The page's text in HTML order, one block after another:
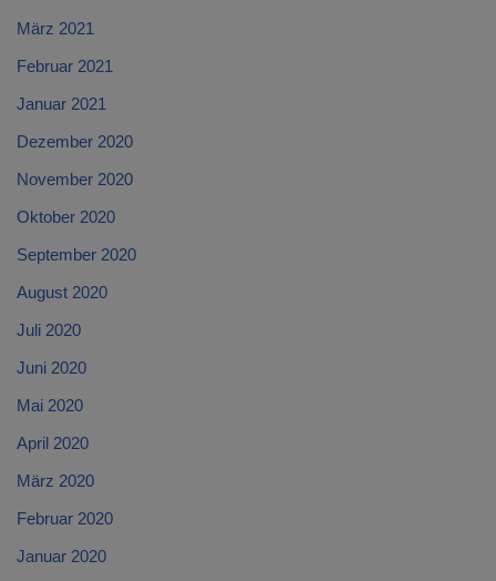
März 2021
Februar 2021
Januar 2021
Dezember 2020
November 2020
Oktober 2020
September 2020
August 2020
Juli 2020
Juni 2020
Mai 2020
April 2020
März 2020
Februar 2020
Januar 2020